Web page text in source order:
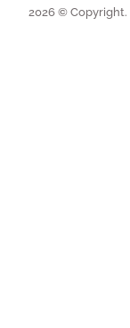
2026 © Copyright.